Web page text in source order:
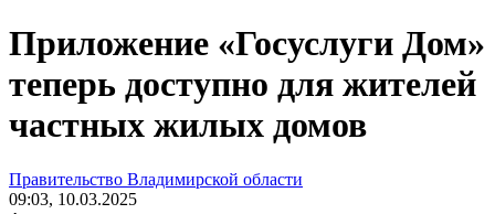
Приложение «Госуслуги Дом»
теперь доступно для жителей
частных жилых домов
Правительство Владимирской области
09:03, 10.03.2025